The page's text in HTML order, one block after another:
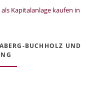
Kapitalanlage kaufen in
BUCHHOLZ UND